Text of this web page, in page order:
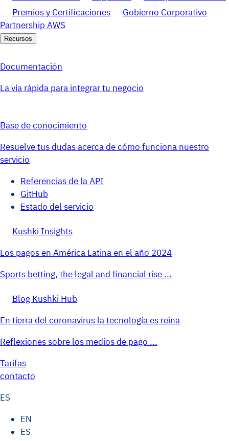
Premios y Certificaciones
Gobierno Corporativo
Partnership AWS
Recursos
Documentación
La vía rápida para integrar tu negocio
Base de conocimiento
Resuelve tus dudas acerca de cómo funciona nuestro
servicio
Referencias de la API
GitHub
Estado del servicio
Kushki Insights
Los pagos en América Latina en el año 2024
Sports betting, the legal and financial rise ...
Blog Kushki Hub
En tierra del coronavirus la tecnología es reina
Reflexiones sobre los medios de pago ...
Tarifas
contacto
ES
EN
ES